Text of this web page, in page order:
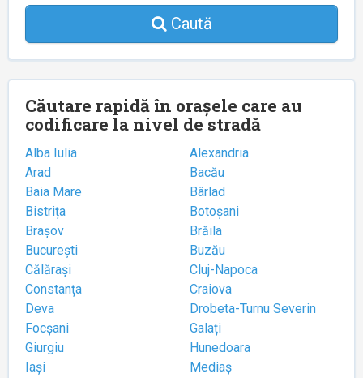
Caută
Căutare rapidă în orașele care au
codificare la nivel de stradă
Alba Iulia
Alexandria
Arad
Bacău
Baia Mare
Bârlad
Bistrița
Botoșani
Brașov
Brăila
București
Buzău
Călărași
Cluj-Napoca
Constanța
Craiova
Deva
Drobeta-Turnu Severin
Focșani
Galați
Giurgiu
Hunedoara
Iași
Mediaș